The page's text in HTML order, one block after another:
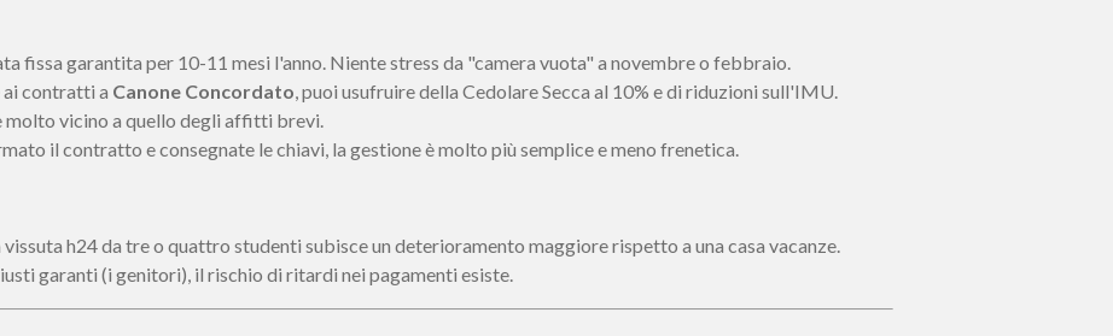
fissa garantita per 10-11 mesi l'anno. Niente stress da "camera vuota" a novembre o febbraio.
ai contratti a Canone Concordato, puoi usufruire della Cedolare Secca al 10% e di riduzioni sull'IMU.
molto vicino a quello degli affitti brevi.
il contratto e consegnate le chiavi, la gestione è molto più semplice e meno frenetica.
vissuta h24 da tre o quattro studenti subisce un deterioramento maggiore rispetto a una casa vacanze.
garanti (i genitori), il rischio di ritardi nei pagamenti esiste.